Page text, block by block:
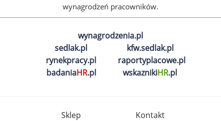
wynagrodzeń pracowników.
wynagrodzenia.pl
sedlak.pl
kfw.sedlak.pl
rynekpracy.pl
raportyplacowe.pl
badaniaHR.pl wskaznikiHR.pl
Sklep
Kontakt